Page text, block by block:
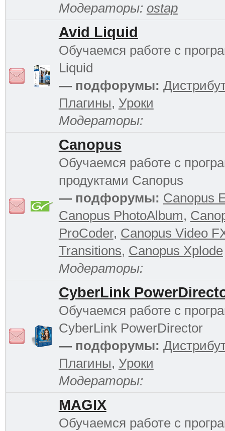
Модераторы: ostap
Avid Liquid
Обучаемся работе с
Liquid
— подфорумы:
Плагины, Уроки
Модераторы:
Canopus
Обучаемся работе с
продуктами Canopus
— подфорумы: Canopus
Canopus PhotoAlbum,
ProCoder, Canopus Video
Transitions, Canopus Xplode
Модераторы:
CyberLink
Обучаемся работе с
CyberLink PowerDirector
— подфорумы:
Плагины, Уроки
Модераторы:
MAGIX
Обучаемся работе с